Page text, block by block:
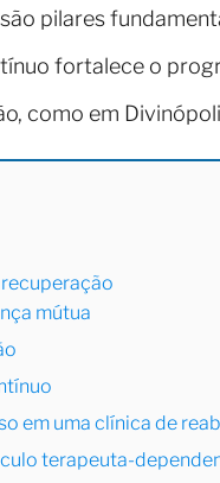
pilares
fortalece o
como em
mútua
em uma clínica de
terapeuta-